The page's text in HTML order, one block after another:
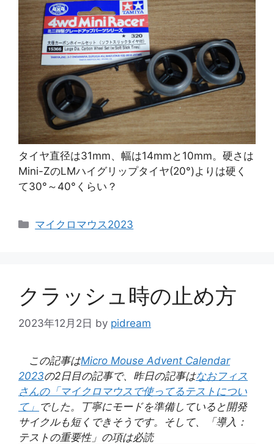
タイヤ直径は31mm、幅は14mmと10mm。硬さは
Mini-ZのLMハイグリップタイヤ(20°)よりは硬く
て30°～40°くらい？
カ
マイクロマウス2023
クラッシュ時の止め方
2023年12月2日 by pidream
この記事はMicro Mouse Advent Calendar
2023の2日目の記事で、昨日の記事はなおフィス
さんの「マイクロマウスで使ってるテストについ
て」 でした。丁寧にモードを準備していると開発
サイクルも短くできそうです。そして、「導入：
テストの重要性」の項は必読